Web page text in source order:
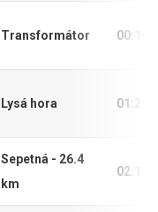
Transformátor
Lysá hora
Sepetná - 26.4
km